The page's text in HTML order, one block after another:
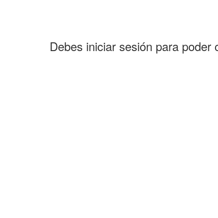
Debes iniciar sesión para poder